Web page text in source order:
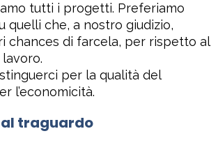
tutti i progetti. Preferiamo
quelli che, a nostro giudizio,
chances di farcela, per rispetto al
per la qualità del
l’economicità.
traguardo